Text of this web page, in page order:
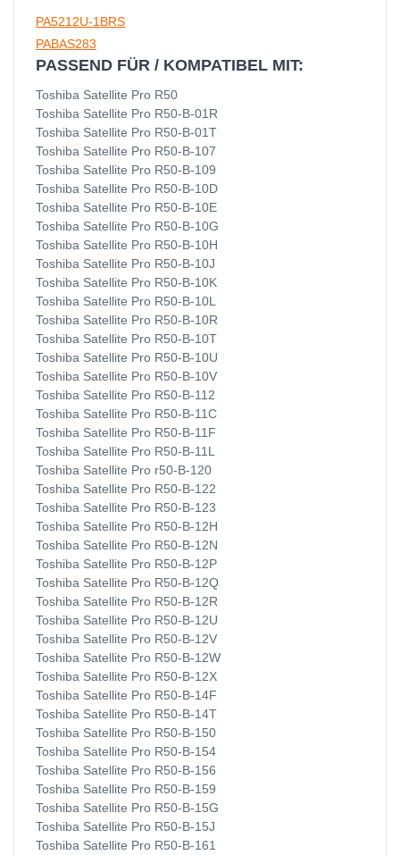
PA5212U-1BRS
PABAS283
PASSEND FÜR / KOMPATIBEL MIT:
Toshiba Satellite Pro R50
Toshiba Satellite Pro R50-B-01R
Toshiba Satellite Pro R50-B-01T
Toshiba Satellite Pro R50-B-107
Toshiba Satellite Pro R50-B-109
Toshiba Satellite Pro R50-B-10D
Toshiba Satellite Pro R50-B-10E
Toshiba Satellite Pro R50-B-10G
Toshiba Satellite Pro R50-B-10H
Toshiba Satellite Pro R50-B-10J
Toshiba Satellite Pro R50-B-10K
Toshiba Satellite Pro R50-B-10L
Toshiba Satellite Pro R50-B-10R
Toshiba Satellite Pro R50-B-10T
Toshiba Satellite Pro R50-B-10U
Toshiba Satellite Pro R50-B-10V
Toshiba Satellite Pro R50-B-112
Toshiba Satellite Pro R50-B-11C
Toshiba Satellite Pro R50-B-11F
Toshiba Satellite Pro R50-B-11L
Toshiba Satellite Pro r50-B-120
Toshiba Satellite Pro R50-B-122
Toshiba Satellite Pro R50-B-123
Toshiba Satellite Pro R50-B-12H
Toshiba Satellite Pro R50-B-12N
Toshiba Satellite Pro R50-B-12P
Toshiba Satellite Pro R50-B-12Q
Toshiba Satellite Pro R50-B-12R
Toshiba Satellite Pro R50-B-12U
Toshiba Satellite Pro R50-B-12V
Toshiba Satellite Pro R50-B-12W
Toshiba Satellite Pro R50-B-12X
Toshiba Satellite Pro R50-B-14F
Toshiba Satellite Pro R50-B-14T
Toshiba Satellite Pro R50-B-150
Toshiba Satellite Pro R50-B-154
Toshiba Satellite Pro R50-B-156
Toshiba Satellite Pro R50-B-159
Toshiba Satellite Pro R50-B-15G
Toshiba Satellite Pro R50-B-15J
Toshiba Satellite Pro R50-B-161